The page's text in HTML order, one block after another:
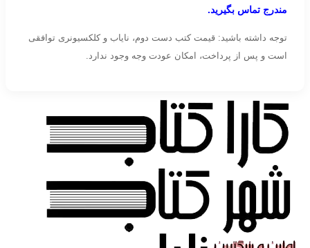
مندرج تماس بگیرید.
توجه داشته باشید: قیمت کتب دست دوم، نایاب و کلکسیونری توافقی
است و پس از پرداخت، امکان عودت وجه وجود ندارد.